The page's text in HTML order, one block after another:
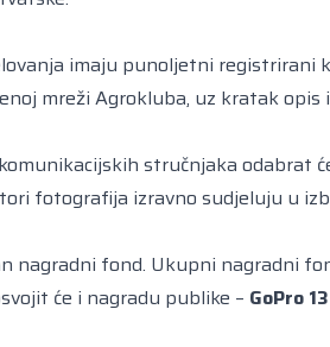
imaju punoljetni registrirani
mreži Agrokluba, uz kratak opis
stručnjaka odabrat
fotografija izravno sudjeluju u
nagradni fond. Ukupni nagradni
će i nagradu publike – GoPro